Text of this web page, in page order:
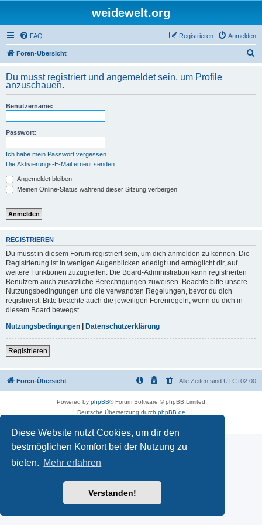
Diese Website nutzt Cookies, um dir den
bestmöglichen Komfort bei der Nutzung zu
bieten. Mehr erfahren
Verstanden!
weidewelt.org
FAQ Anmelden
Registrieren
Foren-Übersicht
h
Du musst registriert und angemeldet sein, um Profile
anzuschauen.
Benutzername:
Passwort:
Ich habe mein Passwort vergessen
Die Aktivierungs-E-Mail erneut senden
Angemeldet bleiben
Meinen Online-Status während dieser Sitzung verbergen
REGISTRIEREN
Du musst in diesem Forum registriert sein, um dich anmelden zu können. Die
Registrierung ist in wenigen Augenblicken erledigt und ermöglicht dir, auf
weitere Funktionen zuzugreifen. Die Board-Administration kann registrierten
Benutzern auch zusätzliche Berechtigungen zuweisen. Beachte bitte unsere
Nutzungsbedingungen und die verwandten Regelungen, bevor du dich
registrierst. Bitte beachte auch die jeweiligen Forenregeln, wenn du dich in
diesem Board bewegst.
Nutzungsbedingungen | Datenschutzerklärung
Registrieren
Foren-Übersicht Alle Zeiten sind UTC+02:00
Powered by phpBB® Forum Software © phpBB Limited
Deutsche Übersetzung durch phpBB.de